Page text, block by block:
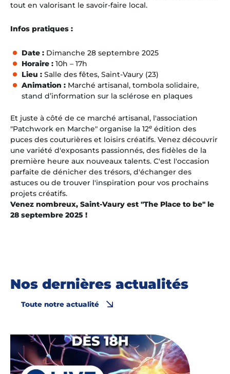
tout en valorisant le savoir-faire local.
Infos pratiques :
Date : Dimanche 28 septembre 2025
Horaire : 10h – 17h
Lieu : Salle des fêtes, Saint-Vaury (23)
Animation : Marché artisanal, tombola solidaire,
stand d’information sur la sclérose en plaques
Et juste à côté de ce marché artisanal, l'association
"Patchwork en Marche" organise la 12e édition des
puces des couturières et loisirs créatifs. Venez découvrir
une variété d'exposants passionnés, des fidèles de la
première heure aux nouveaux talents. C'est l'occasion
parfaite de dénicher des trésors, d'échanger des
astuces ou de trouver l'inspiration pour vos prochains
projets créatifs.
Venez nombreux, Saint-Vaury est "The Place to be" le
28 septembre 2025 !
Nos dernières actualités
Toute notre actualité